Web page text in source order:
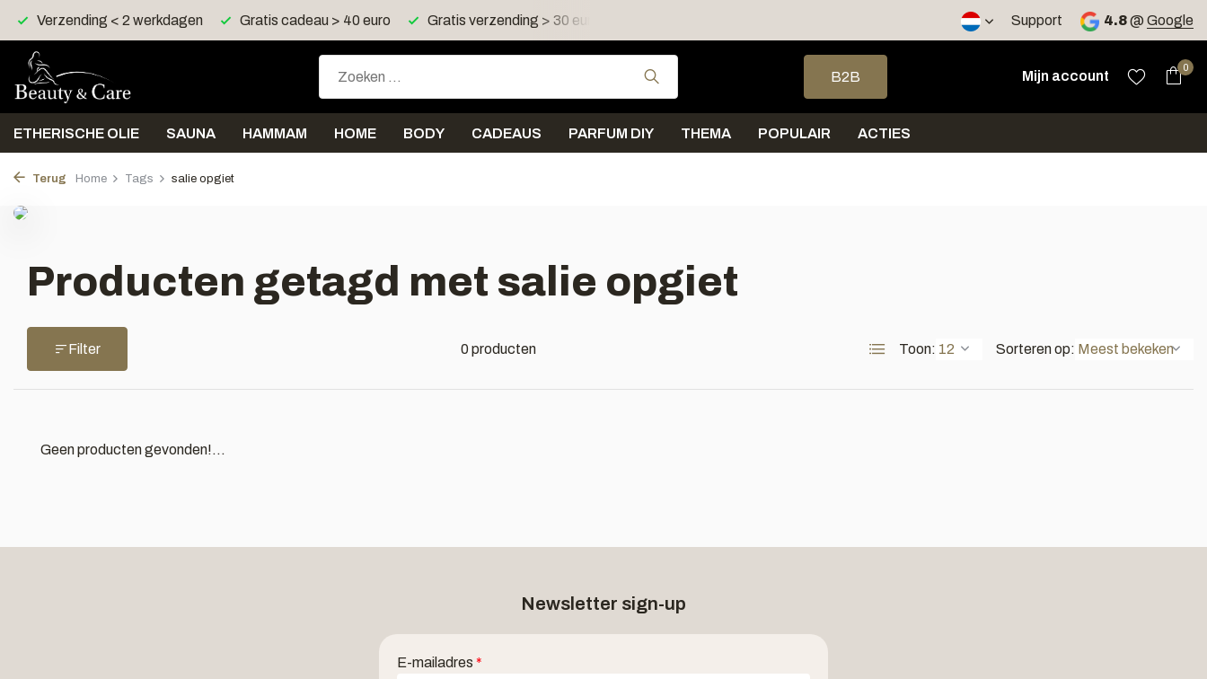
Verzending < 2 werkdagen Gratis cadeau > 40 euro Gratis verzending > 30 euro in NL en BE Support 4.8@ Google
Gebruik de pijltjes op en neer om een beschikbaar resultaat te selecteren. Druk
B2B
Mijn account
0
ETHERISCHE OLIE SAUNA HAMMAM HOME BODY CADEAUS PARFUM DIY THEMA POPULAIR ACTIES
Terug Home Tags salie opgiet
Producten getagd met salie opgiet
Filter 0 producten Toon: Sorteren op:
Geen producten gevonden!...
Newsletter sign-up
E-mailadres *